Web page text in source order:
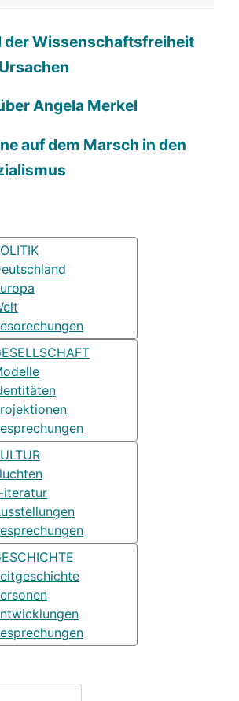
der Wissenschaftsfreiheit
Angela Merkel
auf dem Marsch in den
iteratur